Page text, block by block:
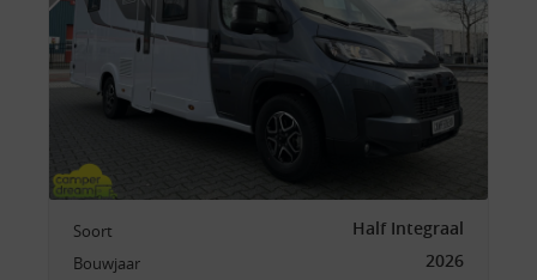
Soort Half Integraal
Bouwjaar 2026